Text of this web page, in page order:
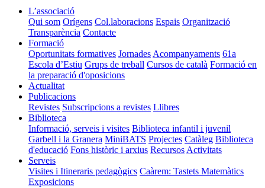
L’associació
Qui som Orígens Col.laboracions Espais Organització
Transparència Contacte
Formació
Oportunitats formatives Jornades Acompanyaments 61a
Escola d’Estiu Grups de treball Cursos de català Formació en
la preparació d'oposicions
Actualitat
Publicacions
Revistes Subscripcions a revistes Llibres
Biblioteca
Informació, serveis i visites Biblioteca infantil i juvenil
Garbell i la Granera MiniBATS Projectes Catàleg Biblioteca
d'educació Fons històric i arxius Recursos Activitats
Serveis
Visites i Itineraris pedagògics Caàrem: Tastets Matemàtics
Exposicions